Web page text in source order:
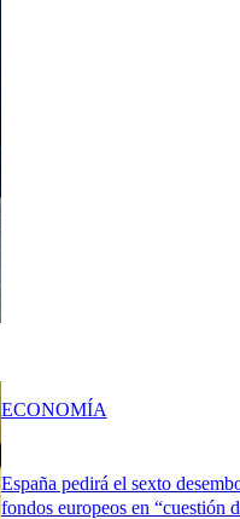
España pedirá el sexto
fondos europeos en “cuestión
ECONOMÍA